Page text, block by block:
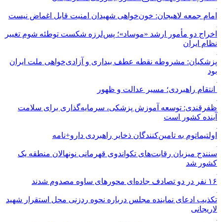
امام جمعه لاهیجان: خون‌خواهی شهیدان امنیت قابل اغماض نیست
اخراج دو مأمور ارشد «موساد»؛ پس‌لرزه شکست توطئه شوم تغییر
نظام ایران
پزشکیان: مشروطه نقطه عطف بیداری و آزادی‌خواهی ملت ایران
بود
انتقام راهبردی؛ مسیر عدالت و ظهور
ظفرقندی: توسعه آموزش پزشکی، سرمایه‌گذاری برای سلامت
آینده کشور است
اولتیماتوم به تامین‌کنندگان ذخایر راهبردی دارو+نامه
سنندج میزبان رقابت‌های تکواندوی قهرمانی نونهالان منطقه یک
کشور شد
۱۶ نفر در دو تصادف جاده‌ای محورهای ساوه مصدوم شدند
تکذیب ادعای نماینده مجلس درباره نحوه ردزنی محل استقرار شهید
لاریجانی